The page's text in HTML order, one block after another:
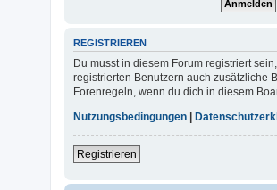
REGISTRIEREN
Du musst in diesem Forum registriert
registrierten Benutzern auch zusätzliche
Forenregeln, wenn du dich in diesem
Nutzungsbedingungen
Registrieren